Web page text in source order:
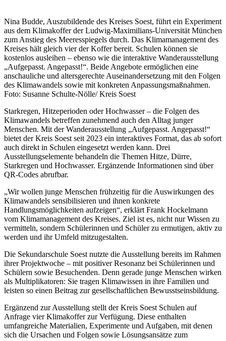
Nina Budde, Auszubildende des Kreises Soest, führt ein Experiment
aus dem Klimakoffer der Ludwig-Maximilians-Universität München
zum Anstieg des Meeresspiegels durch. Das Klimamanagement des
Kreises hält gleich vier der Koffer bereit. Schulen können sie
kostenlos ausleihen – ebenso wie die interaktive Wanderausstellung
„Aufgepasst. Angepasst!“. Beide Angebote ermöglichen eine
anschauliche und altersgerechte Auseinandersetzung mit den Folgen
des Klimawandels sowie mit konkreten Anpassungsmaßnahmen.
Foto: Susanne Schulte-Nölle/ Kreis Soest
Starkregen, Hitzeperioden oder Hochwasser – die Folgen des
Klimawandels betreffen zunehmend auch den Alltag junger
Menschen. Mit der Wanderausstellung „Aufgepasst. Angepasst!“
bietet der Kreis Soest seit 2023 ein interaktives Format, das ab sofort
auch direkt in Schulen eingesetzt werden kann. Drei
Ausstellungselemente behandeln die Themen Hitze, Dürre,
Starkregen und Hochwasser. Ergänzende Informationen sind über
QR-Codes abrufbar.
„Wir wollen junge Menschen frühzeitig für die Auswirkungen des
Klimawandels sensibilisieren und ihnen konkrete
Handlungsmöglichkeiten aufzeigen“, erklärt Frank Hockelmann
vom Klimamanagement des Kreises. Ziel ist es, nicht nur Wissen zu
vermitteln, sondern Schülerinnen und Schüler zu ermutigen, aktiv zu
werden und ihr Umfeld mitzugestalten.
Die Sekundarschule Soest nutzte die Ausstellung bereits im Rahmen
ihrer Projektwoche – mit positiver Resonanz bei Schülerinnen und
Schülern sowie Besuchenden. Denn gerade junge Menschen wirken
als Multiplikatoren: Sie tragen Klimawissen in ihre Familien und
leisten so einen Beitrag zur gesellschaftlichen Bewusstseinsbildung.
Ergänzend zur Ausstellung stellt der Kreis Soest Schulen auf
Anfrage vier Klimakoffer zur Verfügung. Diese enthalten
umfangreiche Materialien, Experimente und Aufgaben, mit denen
sich die Ursachen und Folgen sowie Lösungsansätze zum